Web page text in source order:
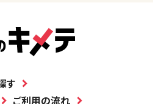
す
ご利用の流れ